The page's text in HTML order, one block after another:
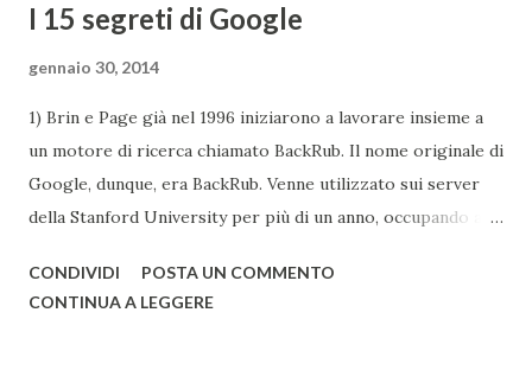
I 15 segreti di Google
gennaio 30, 2014
1) Brin e Page già nel 1996 iniziarono a lavorare insieme a
un motore di ricerca chiamato BackRub. Il nome originale di
Google, dunque, era BackRub. Venne utilizzato sui server
della Stanford University per più di un anno, occupando alla
all'università. Una pagina del fratello maggiore di Google è
CONDIVIDI
POSTA UN COMMENTO
CONTINUA A LEGGERE